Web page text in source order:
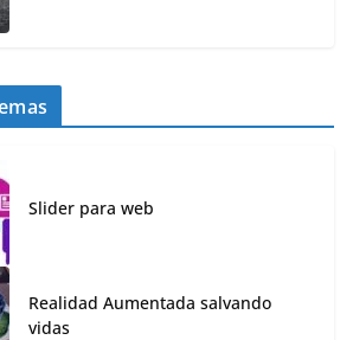
Slider para web
Realidad Aumentada salvando
vidas